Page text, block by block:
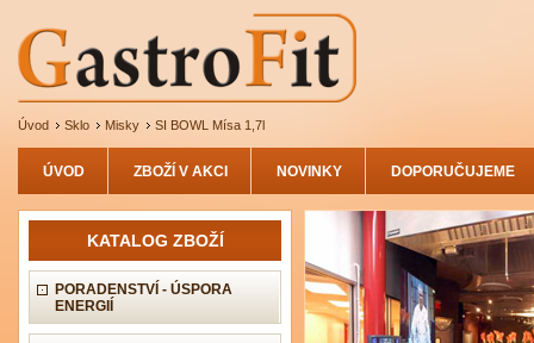
Úvod Sklo Misky SI BOWL Mísa 1,7l
ÚVOD ZBOŽÍ V AKCI NOVINKY DOPORUČUJEME
KATALOG ZBOŽÍ
PORADENSTVÍ - ÚSPORA
ENERGIÍ